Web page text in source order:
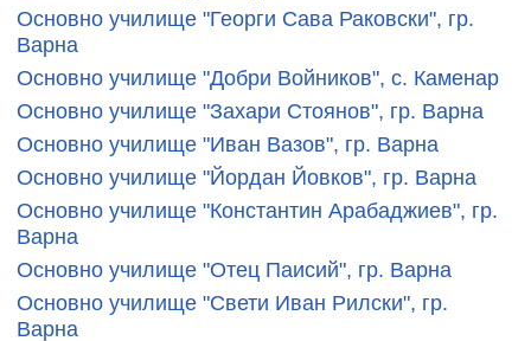
Основно училище "Георги Сава Раковски", гр.
Варна
Основно училище "Добри Войников", с. Каменар
Основно училище "Захари Стоянов", гр. Варна
Основно училище "Иван Вазов", гр. Варна
Основно училище "Йордан Йовков", гр. Варна
Основно училище "Константин Арабаджиев", гр.
Варна
Основно училище "Отец Паисий", гр. Варна
Основно училище "Свети Иван Рилски", гр.
Варна